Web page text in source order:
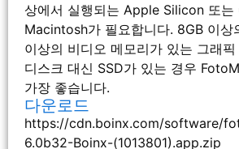
상에서 실행되는 Apple Silicon 또
Macintosh가 필요합니다. 8GB 이상
이상의 비디오 메모리가 있는 그래
디스크 대신 SSD가 있는 경우
가장 좋습니다.
다운로드
https://cdn.boinx.com/software/
6.0b32-Boinx-(1013801).app.zip